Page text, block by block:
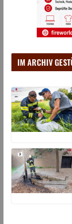
IM ARCHIV